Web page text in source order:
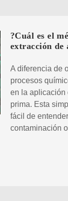
?Cuál es el
extracción de
A diferencia de
procesos
en la aplicación
prima. Esta
fácil de
contaminación